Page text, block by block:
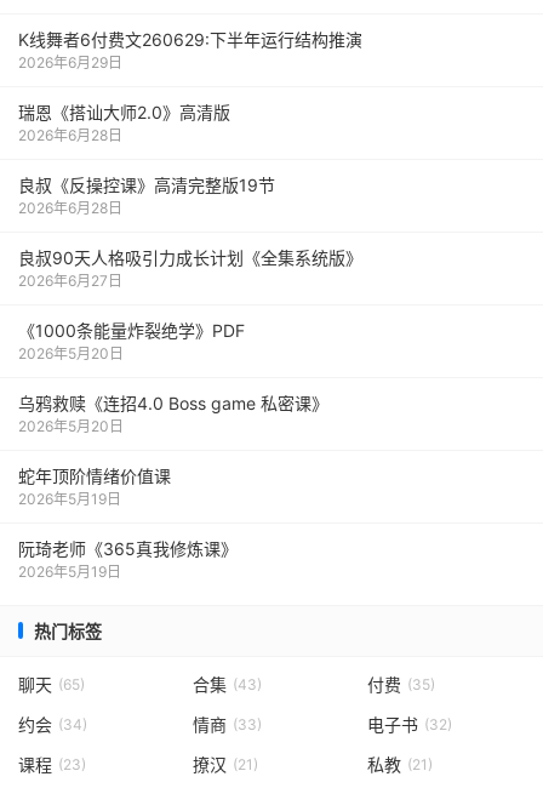
K线舞者6付费文260629:下半年运行结构推演
2026年6月29日
瑞恩《搭讪大师2.0》高清版
2026年6月28日
良叔《反操控课》高清完整版19节
2026年6月28日
良叔90天人格吸引力成长计划《全集系统版》
2026年6月27日
《1000‮能条‬‎量‮裂炸‬‎绝学》PDF
2026年5月20日
乌鸦救赎《连招4.0 Boss game 私密课》
2026年5月20日
蛇年顶阶情绪价值课
2026年5月19日
阮琦老师《365真我修炼课》
2026年5月19日
热门标签
聊天 (65) 合集 (43) 付费 (35)
约会 (34) 情商 (33) 电子书 (32)
课程 (23) 撩汉 (21) 私教 (21)